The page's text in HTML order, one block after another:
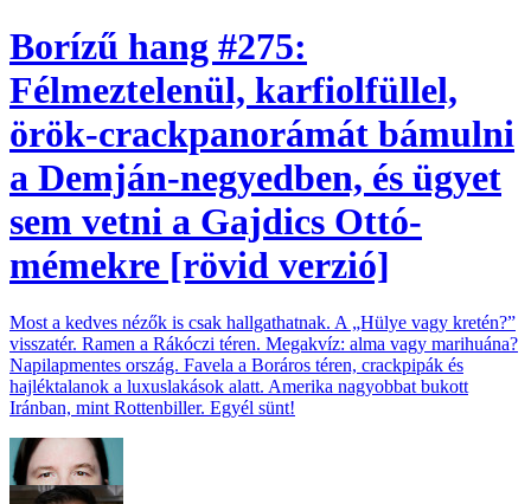
Borízű hang #275:
Félmeztelenül, karfiolfüllel,
örök-crackpanorámát bámulni
a Demján-negyedben, és ügyet
sem vetni a Gajdics Ottó-
mémekre [rövid verzió]
Most a kedves nézők is csak hallgathatnak. A „Hülye vagy kretén?”
visszatér. Ramen a Rákóczi téren. Megakvíz: alma vagy marihuána?
Napilapmentes ország. Favela a Boráros téren, crackpipák és
hajléktalanok a luxuslakások alatt. Amerika nagyobbat bukott
Iránban, mint Rottenbiller. Egyél sünt!